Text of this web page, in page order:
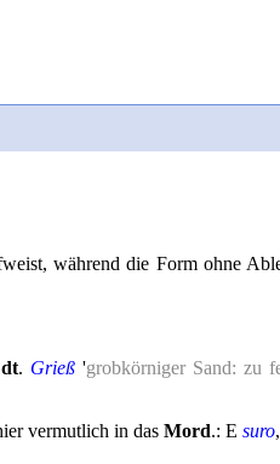
während die Form ohne
dt. Grieß'grobkörniger Sand: zu
vermutlich in das Mord.: E suro